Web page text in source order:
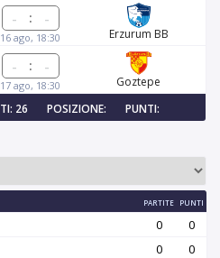
:
16 ago, 18:30 Erzurum BB
:
17 ago, 18:30
Goztepe
26
POSIZIONE: PUNTI:
PARTITE PUNTI
0
0
0
0